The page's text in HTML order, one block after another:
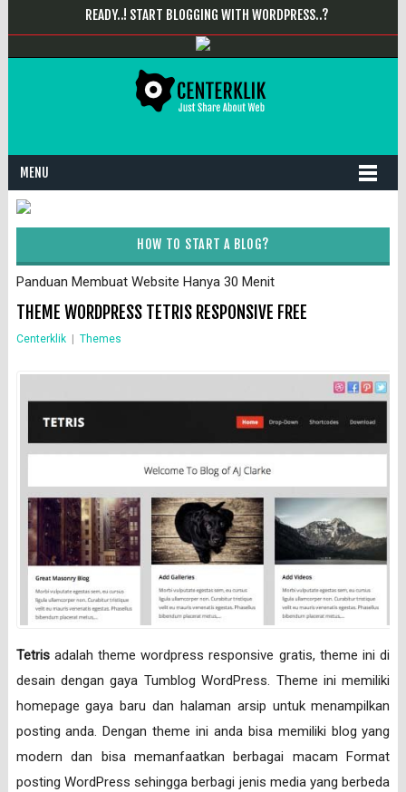
READY..! START BLOGGING WITH WORDPRESS..?
MENU
HOW TO START A BLOG?
Panduan Membuat Website Hanya 30 Menit
THEME WORDPRESS TETRIS RESPONSIVE FREE
Centerklik Themes
Tetrisadalah theme wordpress responsive gratis, theme ini di
desain dengan gaya Tumblog WordPress. Theme ini memiliki
homepage gaya baru dan halaman arsip untuk menampilkan
posting anda. Dengan theme ini anda bisa memiliki blog yang
modern dan bisa memanfaatkan berbagai macam Format
posting WordPress sehingga berbagi jenis media yang berbeda